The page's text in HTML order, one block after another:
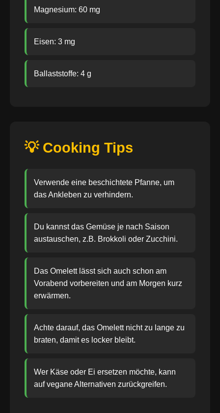
Magnesium: 60 mg
Eisen: 3 mg
Ballaststoffe: 4 g
💡 Cooking Tips
Verwende eine beschichtete Pfanne, um
das Ankleben zu verhindern.
Du kannst das Gemüse je nach Saison
austauschen, z.B. Brokkoli oder Zucchini.
Das Omelett lässt sich auch schon am
Vorabend vorbereiten und am Morgen kurz
erwärmen.
Achte darauf, das Omelett nicht zu lange zu
braten, damit es locker bleibt.
Wer Käse oder Ei ersetzen möchte, kann
auf vegane Alternativen zurückgreifen.